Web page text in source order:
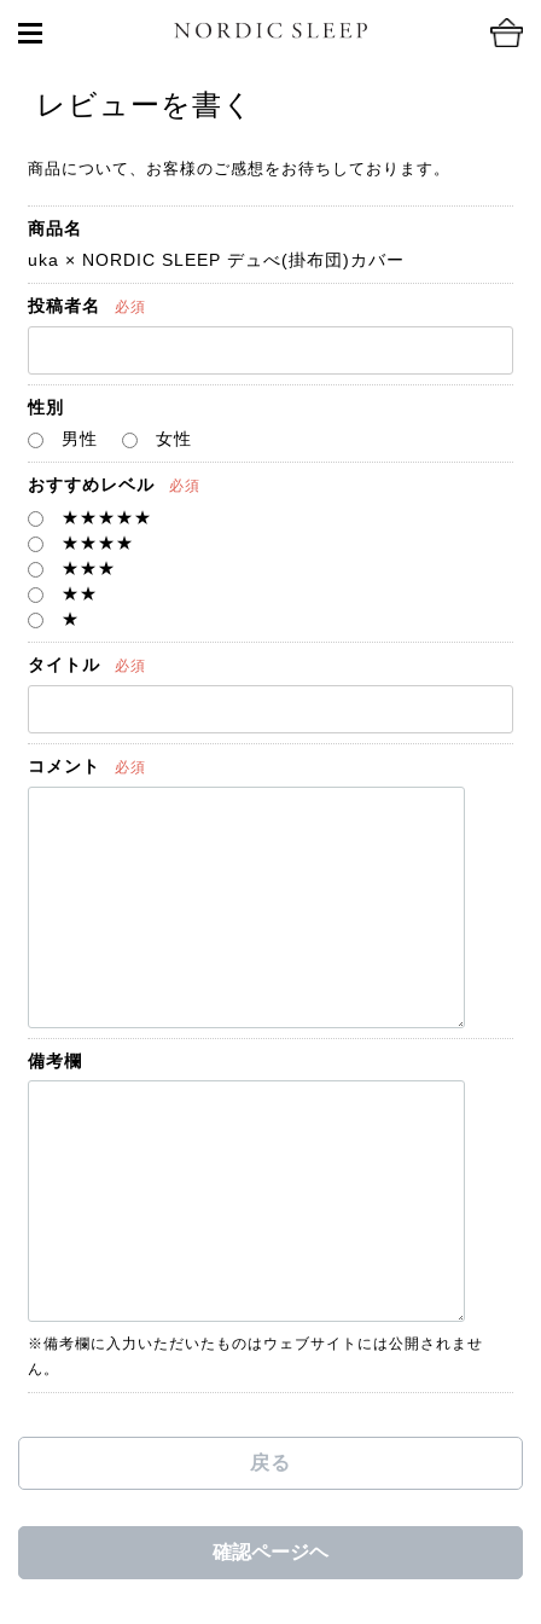
レビューを書く
商品について、お客様のご感想をお待ちしております。
商品名
uka × NORDIC SLEEP デュべ(掛布団)カバー
投稿者名 必須
性別
男性
女性
おすすめレベル 必須
★★★★★
★★★★
★★★
★★
★
タイトル 必須
コメント 必須
備考欄
※備考欄に入力いただいたものはウェブサイトには公開されませ
ん。
戻る
確認ページヘ